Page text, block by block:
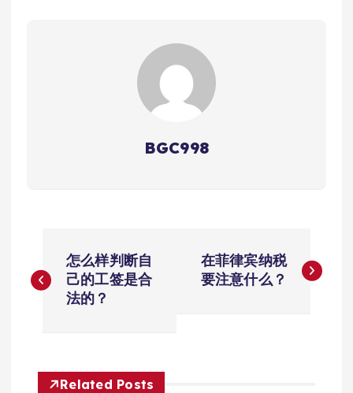
BGC998
章
航
怎么样判断自
己的工签是合
法的？
在菲律宾纳税
要注意什么？
Related Posts